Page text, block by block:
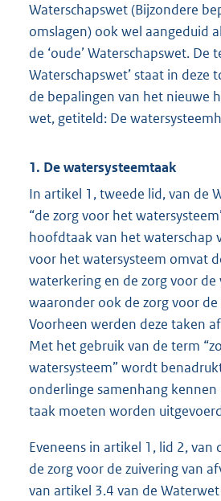
Waterschapswet (Bijzondere
omslagen) ook wel aangeduid
de ‘oude’ Waterschapswet. De
Waterschapswet’ staat in deze
de bepalingen van het nieuwe
wet, getiteld: De
1. De watersysteemtaak
In artikel 1, tweede lid, van de
“de zorg voor het
hoofdtaak van het waterschap
voor het watersysteem omvat
waterkering en de zorg voor
waaronder ook de zorg voor
Voorheen werden deze taken
Met het gebruik van de term
watersysteem” wordt
onderlinge samenhang kennen
taak moeten worden
Eveneens in artikel 1, lid 2, van
de zorg voor de zuivering van
van artikel 3.4 van de